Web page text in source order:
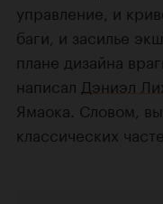
управление, и
баги, и засилье
плане дизайна
написал Дэниэл
Ямаока. Словом,
классических